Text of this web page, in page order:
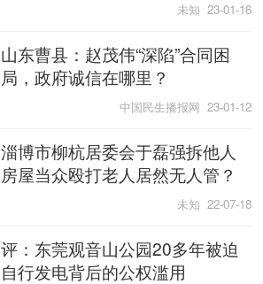
未知 23-01-16
山东曹县：赵茂伟“深陷”合同困
局，政府诚信在哪里？
中国民生播报网 23-01-12
淄博市柳杭居委会于磊强拆他人
房屋当众殴打老人居然无人管？
未知 22-07-18
评：东莞观音山公园20多年被迫
自行发电背后的公权滥用